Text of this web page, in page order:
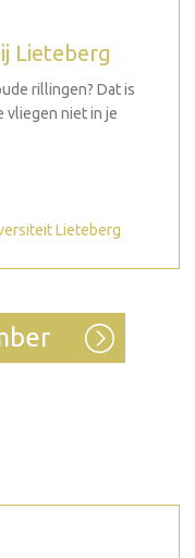
Lieteberg
rillingen? Dat is
vliegen niet in je
Lieteberg